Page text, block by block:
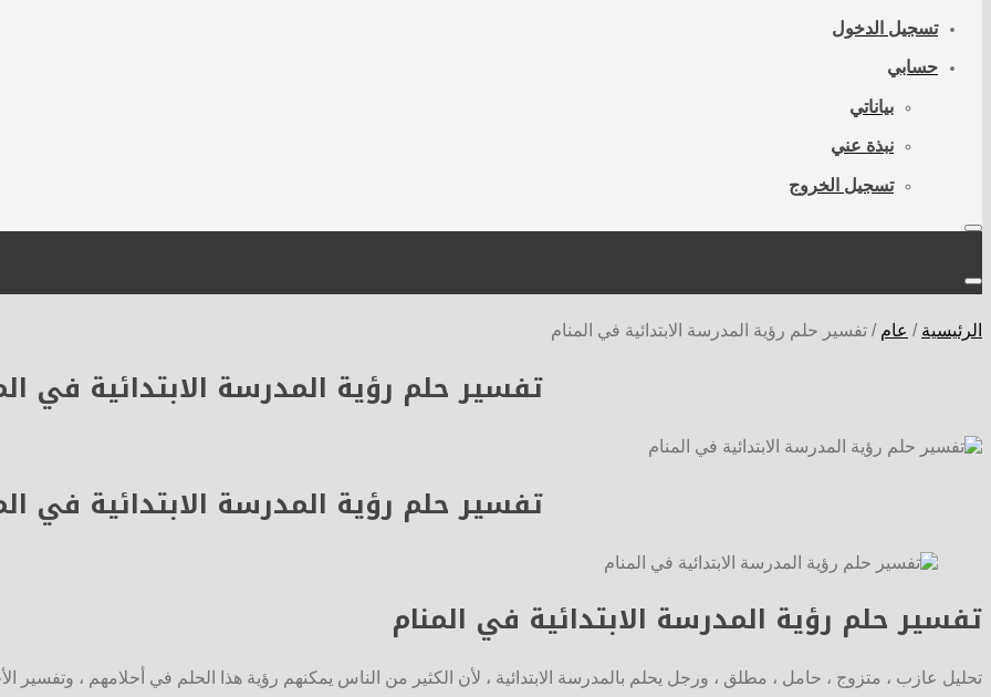
تسجيل الدخول
حسابي
بياناتي
نبذة عني
تسجيل الخروج
الرئيسية / عام / تفسير حلم رؤية المدرسة الابتدائية في المنام
تفسير حلم رؤية المدرسة الابتدائية في
تفسير حلم رؤية المدرسة الابتدائية في
تفسير حلم رؤية المدرسة الابتدائية في المنام
تحليل عازب ، متزوج ، حامل ، مطلق ، ورجل يحلم بالمدرسة الابتدائية ، لأن الكثير من الناس يمكنهم رؤية هذا الحلم في أحلامهم ،